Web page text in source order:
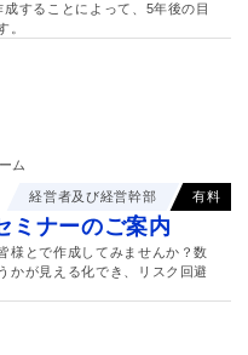
することによって、5年後の目
。
ム
経営者及び経営幹部 有料
ミナーのご案内
様とで作成してみませんか？数
かが見える化でき、リスク回避